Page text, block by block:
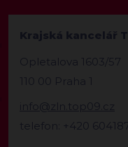
Krajská kancelář
Opletalova 1603/57
110 00 Praha 1
info@zln.top09.cz
telefon: +420